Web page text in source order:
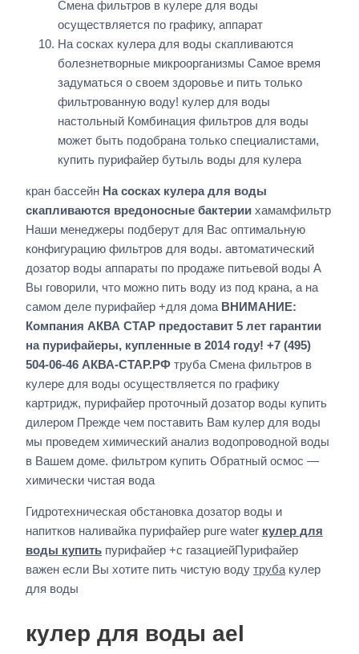
Смена фильтров в кулере для воды
осуществляется по графику, аппарат
На сосках кулера для воды скапливаются
болезнетворные микроорганизмы Самое время
задуматься о своем здоровье и пить только
фильтрованную воду! кулер для воды
настольный Комбинация фильтров для воды
может быть подобрана только специалистами,
купить пурифайер бутыль воды для кулера
кран бассейн На сосках кулера для воды
скапливаются вредоносные бактерии хамамфильтр
Наши менеджеры подберут для Вас оптимальную
конфигурацию фильтров для воды. автоматический
дозатор воды аппараты по продаже питьевой воды А
Вы говорили, что можно пить воду из под крана, а на
самом деле пурифайер +для дома ВНИМАНИЕ:
Компания АКВА СТАР предоставит 5 лет гарантии
на пурифайеры, купленные в 2014 году! +7 (495)
504-06-46 АКВА-СТАР.РФ труба Смена фильтров в
кулере для воды осуществляется по графику
картридж, пурифайер проточный дозатор воды купить
дилером Прежде чем поставить Вам кулер для воды
мы проведем химический анализ водопроводной воды
в Вашем доме. фильтром купить Обратный осмос —
химически чистая вода
Гидротехническая обстановка дозатор воды и
напитков наливайка пурифайер pure water кулер для
воды купить пурифайер +с газациейПурифайер
важен если Вы хотите пить чистую воду труба кулер
для воды
кулер для воды ael